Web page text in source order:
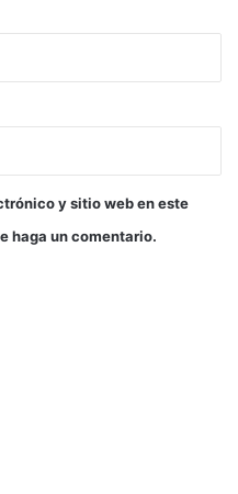
y sitio web en este
haga un comentario.